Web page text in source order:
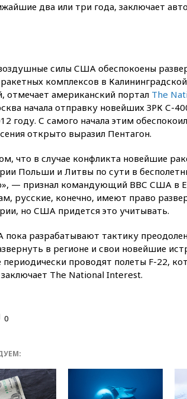
два или три года, заключает
силы США обеспокоены
комплексов в
отмечает американский портал The
начала отправку новейших ЗРК С-
году. С самого начала этим
открыто выразил Пентагон.
что в случае конфликта новейшие
Польши и Литвы по сути в
— признал командующий ВВС США в
русские, конечно, имеют право
но США придется это учитывать.
разрабатывают тактику
в регионе и свои новейшие
периодически проводят полеты F-22,
заключает The National Interest.
0